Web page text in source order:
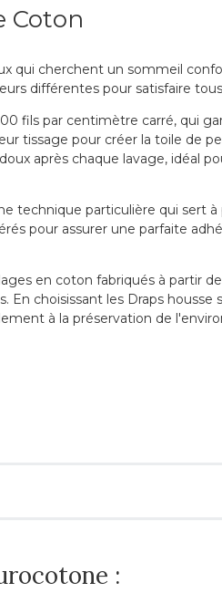
Coton
qui cherchent un sommeil
différentes pour satisfaire
fils par centimètre carré, qui
tissage pour créer la toile de
après chaque lavage, idéal
technique particulière qui sert
pour assurer une parfaite
en coton fabriqués à partir
choisissant les Draps housse
à la préservation de
: